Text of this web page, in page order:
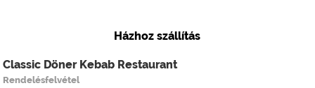
Házhoz szállítás
Classic Döner Kebab Restaurant
Rendelésfelvétel